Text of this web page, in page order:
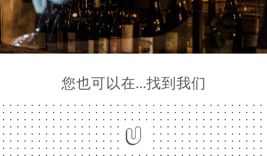
您也可以在…找到我们